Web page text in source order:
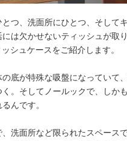
とつ、洗面所にひとつ、そして
には欠かせないティッシュが取
シュケースをご紹介します。
の底が特殊な吸盤になっていて
。そしてノールックで、しか
んです。
、洗面所など限られたスペース